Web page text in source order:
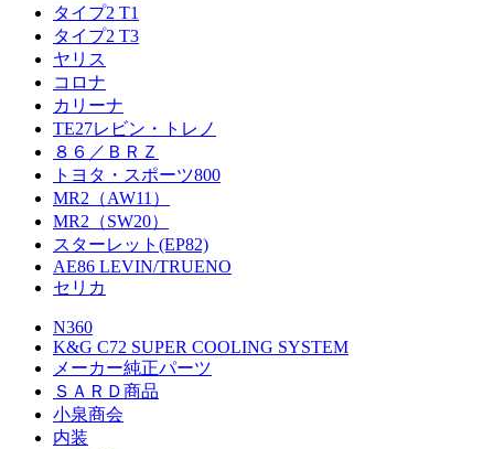
タイプ2 T1
タイプ2 T3
ヤリス
コロナ
カリーナ
TE27レビン・トレノ
８６／ＢＲＺ
トヨタ・スポーツ800
MR2（AW11）
MR2（SW20）
スターレット(EP82)
AE86 LEVIN/TRUENO
セリカ
N360
K&G C72 SUPER COOLING SYSTEM
メーカー純正パーツ
ＳＡＲＤ商品
小泉商会
内装